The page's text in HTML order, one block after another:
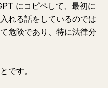
にコピペして、最初に
れる話をしているのでは
危険であり、特に法律分
です。